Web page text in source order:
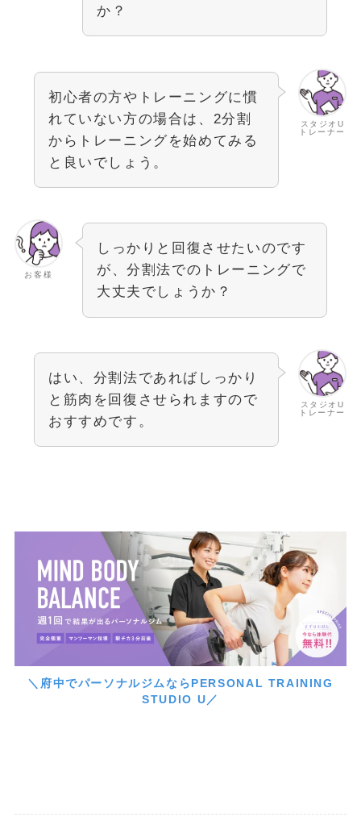
か？
スタジオU
トレーナー
初心者の方やトレーニングに慣
れていない方の場合は、2分割
からトレーニングを始めてみる
と良いでしょう。
お客様
しっかりと回復させたいのです
が、分割法でのトレーニングで
大丈夫でしょうか？
スタジオU
トレーナー
はい、分割法であればしっかり
と筋肉を回復させられますので
おすすめです。
＼府中でパーソナルジムならPERSONAL TRAINING
STUDIO U／